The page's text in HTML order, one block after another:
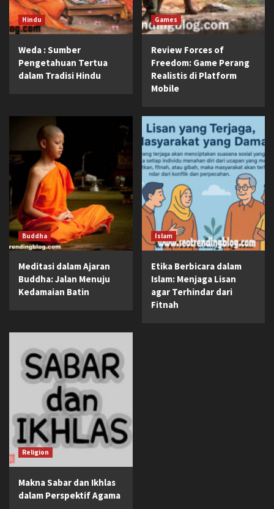
Hindu
Weda : Sumber
Pengetahuan Tertua
dalam Tradisi Hindu
Games
Review Forces of
Freedom: Game Perang
Realistis di Platform
Mobile
Buddha
Meditasi dalam Ajaran
Buddha: Jalan Menuju
Kedamaian Batin
Islam
Etika Berbicara dalam
Islam: Menjaga Lisan
agar Terhindar dari
Fitnah
Religion
Makna Sabar dan Ikhlas
dalam Perspektif Agama